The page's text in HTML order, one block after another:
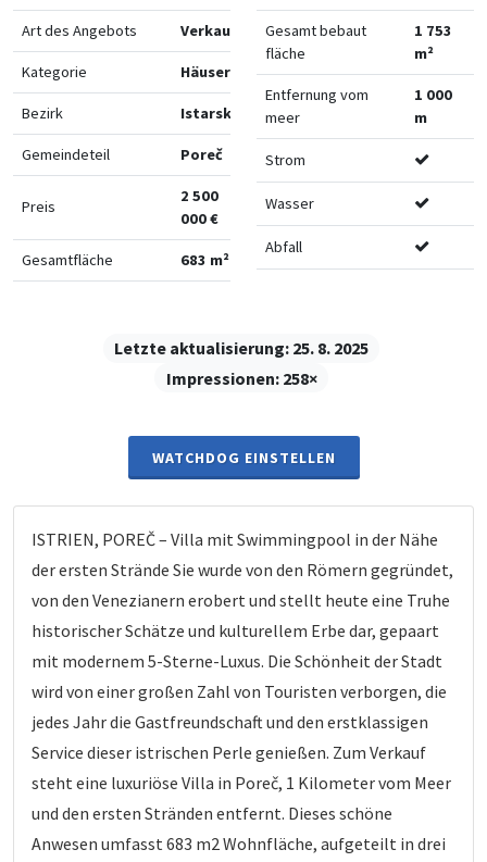
Art des Angebots Verkauf
Kategorie Häuser
Bezirk Istarska
Gemeindeteil Poreč
Preis
2 500
000 €
Gesamtfläche 683 m²
Gesamt bebaut
fläche
1 753
m²
Entfernung vom
meer
1 000
m
Strom
Wasser
Abfall
Letzte aktualisierung: 25. 8. 2025
Impressionen: 258×
WATCHDOG EINSTELLEN
ISTRIEN, POREČ – Villa mit Swimmingpool in der Nähe
der ersten Strände Sie wurde von den Römern gegründet,
von den Venezianern erobert und stellt heute eine Truhe
historischer Schätze und kulturellem Erbe dar, gepaart
mit modernem 5-Sterne-Luxus. Die Schönheit der Stadt
wird von einer großen Zahl von Touristen verborgen, die
jedes Jahr die Gastfreundschaft und den erstklassigen
Service dieser istrischen Perle genießen. Zum Verkauf
steht eine luxuriöse Villa in Poreč, 1 Kilometer vom Meer
und den ersten Stränden entfernt. Dieses schöne
Anwesen umfasst 683 m2 Wohnfläche, aufgeteilt in drei